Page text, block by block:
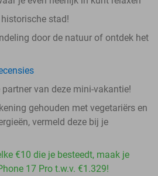
stad!
door de natuur of ontdek het
van deze mini-vakantie!
gehouden met vegetariërs en
vermeld deze bij je
€10 die je besteedt, maak je
17 Pro t.w.v. €1.329!